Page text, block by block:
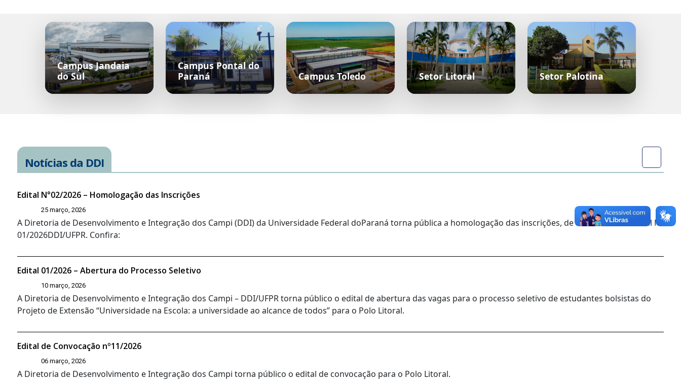
Campus Jandaia
do Sul
Campus Pontal do
Paraná
Campus Toledo Setor Litoral Setor Palotina
Notícias da DDI
Edital N°02/2026 – Homologação das Inscrições
25 março, 2026
A Diretoria de Desenvolvimento e Integração dos Campi (DDI) da Universidade Federal doParaná torna pública a homologação das inscrições, de acordo com o Edital Nº
01/2026DDI/UFPR. Confira:
Edital 01/2026 – Abertura do Processo Seletivo
10 março, 2026
A Diretoria de Desenvolvimento e Integração dos Campi – DDI/UFPR torna público o edital de abertura das vagas para o processo seletivo de estudantes bolsistas do
Projeto de Extensão “Universidade na Escola: a universidade ao alcance de todos” para o Polo Litoral.
Edital de Convocação nº11/2026
06 março, 2026
A Diretoria de Desenvolvimento e Integração dos Campi torna público o edital de convocação para o Polo Litoral.